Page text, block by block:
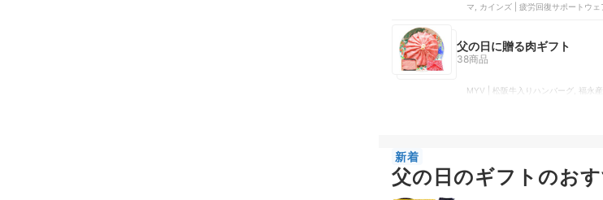
マ, カインズ | 疲労回復サポートウェ
父の日に贈る肉ギフト
38商品
MYV | 松阪牛入りハンバーグ, 福永
新着
父の日のギフトのお